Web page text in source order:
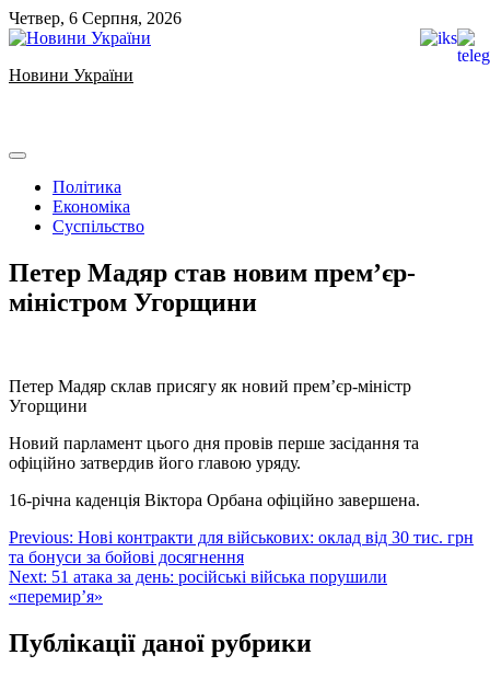
Skip
to
Четвер, 6 Серпня, 2026
Новини України
Політика
Економіка
Суспільство
Петер Мадяр став новим прем’єр-
міністром Угорщини
Петер Мадяр склав присягу як новий прем’єр-міністр
Угорщини
Новий парламент цього дня провів перше засідання та
офіційно затвердив його главою уряду.
16-річна каденція Віктора Орбана офіційно завершена.
Навігація
записів
Previous: Нові контракти для військових: оклад від 30 тис. грн
та бонуси за бойові досягнення
Next: 51 атака за день: російські війська порушили
«перемир’я»
Публікації даної рубрики